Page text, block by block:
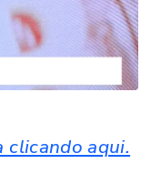
clicando aqui.